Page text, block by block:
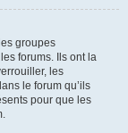
groupes
forums. Ils ont la
les
le forum qu’ils
pour que les